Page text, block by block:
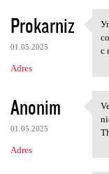
Prokarniz
01.05.2025
Adres
с
Anonim
01.05.2025
Adres